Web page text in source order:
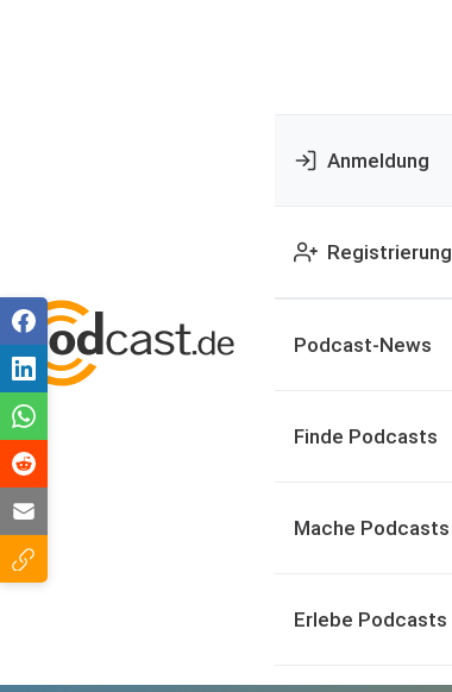
Anmeldung
Registrierung
Podcast-News
Finde Podcasts
Mache Podcasts
Erlebe Podcasts